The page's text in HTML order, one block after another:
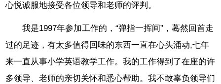
心悦诚服地接受各位领导和老师的评判。
我是1997年参加工作的，“弹指一挥间”，蓦然回首走
过的足迹，有太多值得回味的东西一直在心头涌动,七年
来一直从事小学英语教学工作。我的工作得到了在座的许
多领导、老师的亲切关怀和悉心帮助。我不敢辜负领导们